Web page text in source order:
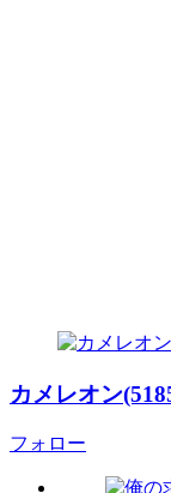
カメレオン
フォロー